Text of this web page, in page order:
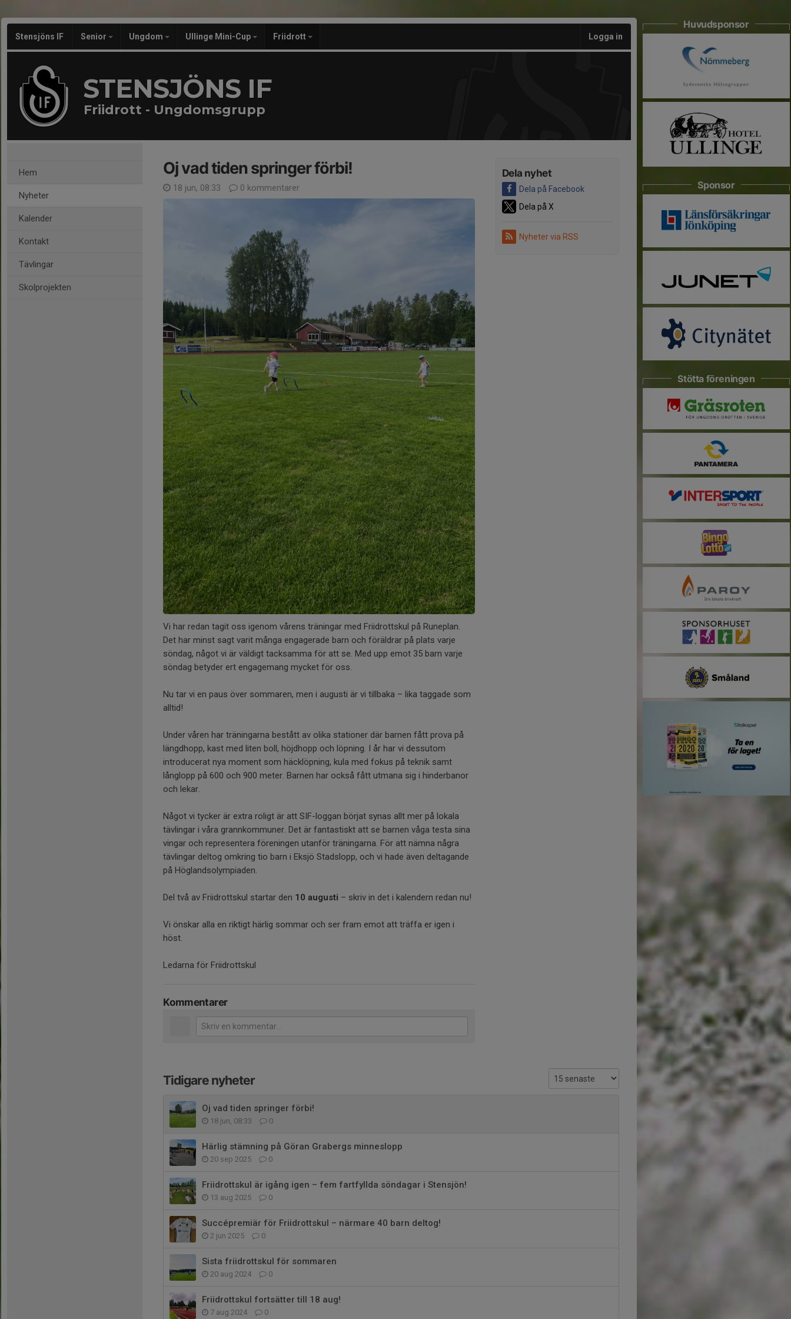
Stensjöns IF Senior Ungdom Ullinge Mini-Cup Friidrott Logga in
STENSJÖNS IF
Friidrott - Ungdomsgrupp
Hem
Nyheter
Kalender
Kontakt
Tävlingar
Skolprojekten
Dela nyhet
Dela på Facebook
Dela på X
Nyheter via RSS
Oj vad tiden springer förbi!
18 jun, 08:33 0 kommentarer
Vi har redan tagit oss igenom vårens träningar med Friidrottskul på Runeplan.
Det har minst sagt varit många engagerade barn och föräldrar på plats varje
söndag, något vi är väldigt tacksamma för att se. Med upp emot 35 barn varje
söndag betyder ert engagemang mycket för oss.
Nu tar vi en paus över sommaren, men i augusti är vi tillbaka – lika taggade som
alltid!
Under våren har träningarna bestått av olika stationer där barnen fått prova på
längdhopp, kast med liten boll, höjdhopp och löpning. I år har vi dessutom
introducerat nya moment som häcklöpning, kula med fokus på teknik samt
långlopp på 600 och 900 meter. Barnen har också fått utmana sig i hinderbanor
och lekar.
Något vi tycker är extra roligt är att SIF-loggan börjat synas allt mer på lokala
tävlingar i våra grannkommuner. Det är fantastiskt att se barnen våga testa sina
vingar och representera föreningen utanför träningarna. För att nämna några
tävlingar deltog omkring tio barn i Eksjö Stadslopp, och vi hade även deltagande
på Höglandsolympiaden.
Del två av Friidrottskul startar den 10 augusti – skriv in det i kalendern redan nu!
Vi önskar alla en riktigt härlig sommar och ser fram emot att träffa er igen i
höst.
Ledarna för Friidrottskul
Kommentarer
Tidigare nyheter
Oj vad tiden springer förbi!
18 jun, 08:33 0
Härlig stämning på Göran Grabergs minneslopp
20 sep 2025 0
Friidrottskul är igång igen – fem fartfyllda söndagar i Stensjön!
13 aug 2025 0
Succépremiär för Friidrottskul – närmare 40 barn deltog!
2 jun 2025 0
Sista friidrottskul för sommaren
20 aug 2024 0
Friidrottskul fortsätter till 18 aug!
7 aug 2024 0
Huvudsponsor
Sponsor
Stötta föreningen